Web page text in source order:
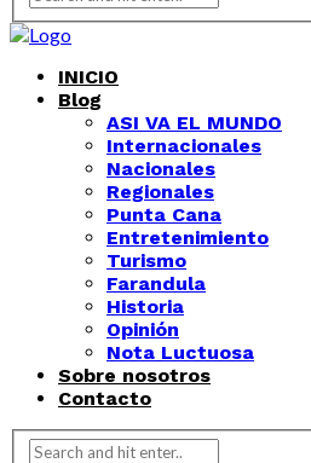
INICIO
Blog
ASI VA EL MUNDO
Internacionales
Nacionales
Regionales
Punta Cana
Entretenimiento
Turismo
Farandula
Historia
Opinión
Nota Luctuosa
Sobre nosotros
Contacto